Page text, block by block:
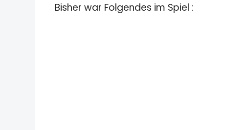
Bisher war Folgendes im Spiel :